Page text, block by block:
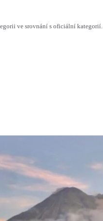
ve srovnání s oficiální kategorií.